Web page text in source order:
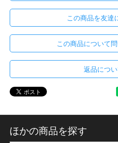
この商品を友達
この商品について
返品につ
ほかの商品を探す